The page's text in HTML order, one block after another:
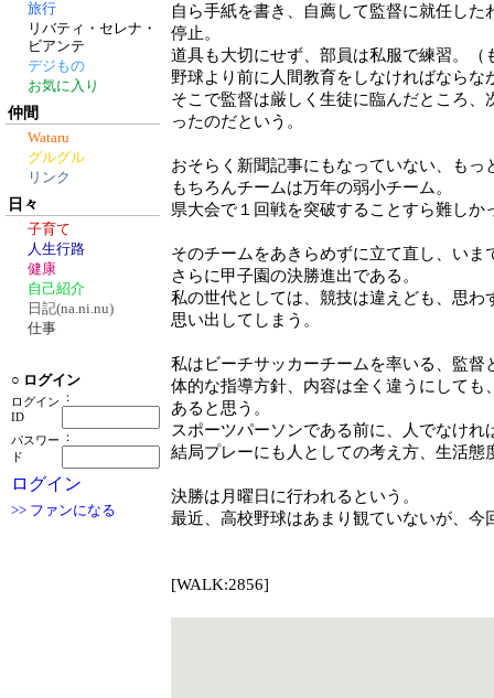
旅行
リバティ・セレナ・
ビアンテ
デジもの
お気に入り
仲間
Wataru
グルグル
リンク
日々
子育て
人生行路
健康
自己紹介
日記(na.ni.nu)
仕事
○ ログイン
ログイン
ID
：
パスワー
ド
：
ログイン
>> ファンになる
自ら手紙を書き、自薦して監督に就任し
停止。
道具も大切にせず、部員は私服で練習。
野球より前に人間教育をしなければならな
そこで監督は厳しく生徒に臨んだところ
ったのだという。
おそらく新聞記事にもなっていない、も
もちろんチームは万年の弱小チーム。
県大会で１回戦を突破することすら難しか
そのチームをあきらめずに立て直し、い
さらに甲子園の決勝進出である。
私の世代としては、競技は違えども、思
思い出してしまう。
私はビーチサッカーチームを率いる、監
体的な指導方針、内容は全く違うにして
あると思う。
スポーツパーソンである前に、人でなけれ
結局プレーにも人としての考え方、生活
決勝は月曜日に行われるという。
最近、高校野球はあまり観ていないが、
[WALK:2856]